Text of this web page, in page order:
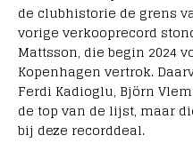
de clubhistorie de grens
vorige verkooprecord
Mattsson, die begin 2024
Kopenhagen vertrok.
Ferdi Kadioglu, Björn
de top van de lijst, maar
bij deze recorddeal.